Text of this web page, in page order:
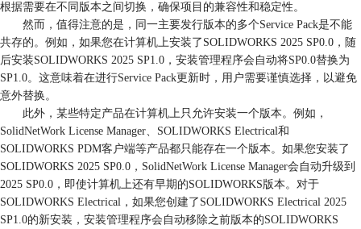
根据需要在不同版本之间切换，确保项目的兼容性和稳定性。
然而，值得注意的是，同一主要发行版本的多个Service Pack是不能
共存的。例如，如果您在计算机上安装了SOLIDWORKS 2025 SP0.0，随
后安装SOLIDWORKS 2025 SP1.0，安装管理程序会自动将SP0.0替换为
SP1.0。这意味着在进行Service Pack更新时，用户需要谨慎选择，以避免
意外替换。
此外，某些特定产品在计算机上只允许安装一个版本。例如，
SolidNetWork License Manager、SOLIDWORKS Electrical和
SOLIDWORKS PDM客户端等产品都只能存在一个版本。如果您安装了
SOLIDWORKS 2025 SP0.0，SolidNetWork License Manager会自动升级到
2025 SP0.0，即使计算机上还有早期的SOLIDWORKS版本。对于
SOLIDWORKS Electrical，如果您创建了SOLIDWORKS Electrical 2025
SP1.0的新安装，安装管理程序会自动移除之前版本的SOLIDWORKS